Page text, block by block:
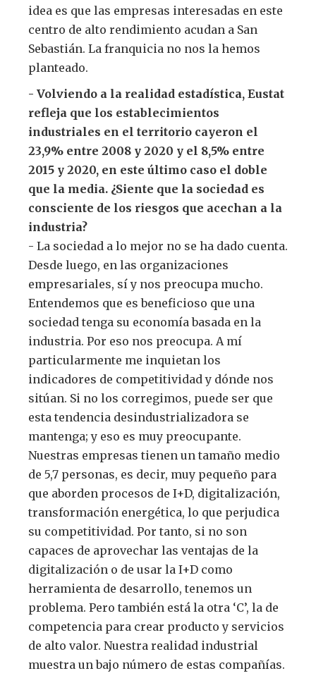
idea es que las empresas interesadas en este
centro de alto rendimiento acudan a San
Sebastián. La franquicia no nos la hemos
planteado.
- Volviendo a la realidad estadística, Eustat
refleja que los establecimientos
industriales en el territorio cayeron el
23,9% entre 2008 y 2020 y el 8,5% entre
2015 y 2020, en este último caso el doble
que la media. ¿Siente que la sociedad es
consciente de los riesgos que acechan a la
industria?
- La sociedad a lo mejor no se ha dado cuenta.
Desde luego, en las organizaciones
empresariales, sí y nos preocupa mucho.
Entendemos que es beneficioso que una
sociedad tenga su economía basada en la
industria. Por eso nos preocupa. A mí
particularmente me inquietan los
indicadores de competitividad y dónde nos
sitúan. Si no los corregimos, puede ser que
esta tendencia desindustrializadora se
mantenga; y eso es muy preocupante.
Nuestras empresas tienen un tamaño medio
de 5,7 personas, es decir, muy pequeño para
que aborden procesos de I+D, digitalización,
transformación energética, lo que perjudica
su competitividad. Por tanto, si no son
capaces de aprovechar las ventajas de la
digitalización o de usar la I+D como
herramienta de desarrollo, tenemos un
problema. Pero también está la otra ‘C’, la de
competencia para crear producto y servicios
de alto valor. Nuestra realidad industrial
muestra un bajo número de estas compañías.